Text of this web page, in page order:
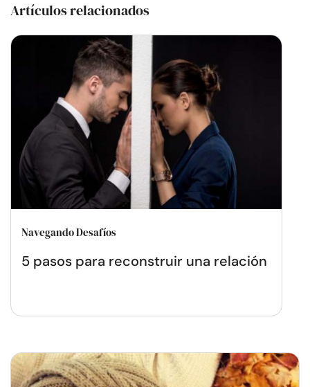
Artículos relacionados
Navegando Desafíos
5 pasos para reconstruir una relación